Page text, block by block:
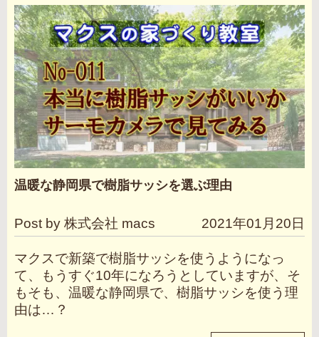
温暖な静岡県で樹脂サッシを選ぶ理由
Post by 株式会社 macs 2021年01月20日
マクスで新築で樹脂サッシを使うようになっ
て、もうすぐ10年になろうとしていますが、そ
もそも、温暖な静岡県で、樹脂サッシを使う理
由は…？